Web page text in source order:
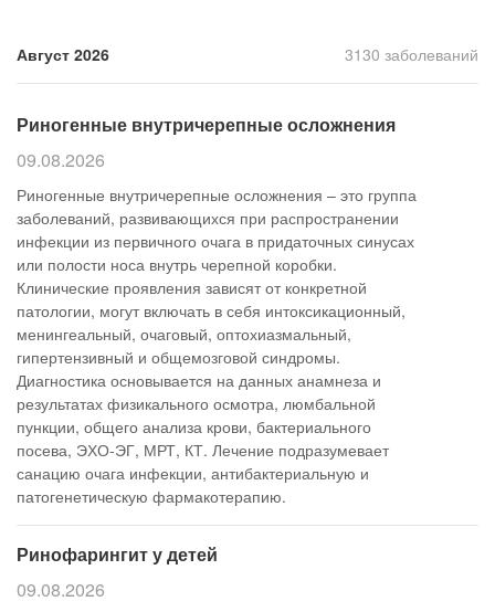
Август 2026 3130 заболеваний
Риногенные внутричерепные осложнения
09.08.2026
Риногенные внутричерепные осложнения – это группа
заболеваний, развивающихся при распространении
инфекции из первичного очага в придаточных синусах
или полости носа внутрь черепной коробки.
Клинические проявления зависят от конкретной
патологии, могут включать в себя интоксикационный,
менингеальный, очаговый, оптохиазмальный,
гипертензивный и общемозговой синдромы.
Диагностика основывается на данных анамнеза и
результатах физикального осмотра, люмбальной
пункции, общего анализа крови, бактериального
посева, ЭХО-ЭГ, МРТ, КТ. Лечение подразумевает
санацию очага инфекции, антибактериальную и
патогенетическую фармакотерапию.
Ринофарингит у детей
09.08.2026